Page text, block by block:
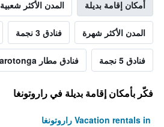
أمكان إقامة بديلة المدن الأكثر شعبية
المدن الأكثر شهرة فنادق 3 نجمة
فنادق 5 نجمة فنادق مطار Rarotonga الرائجة
فكّر بأمكان إقامة بديلة في راروتونغا
Vacation rentals in راروتونغا